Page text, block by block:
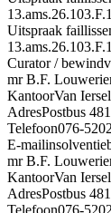
Uitspraak
Curator /
mr B.F.
KantoorVan
AdresPostbus
Telefoon076-
E-mail
mr B.F.
KantoorVan
AdresPostbus
Telefoon076-